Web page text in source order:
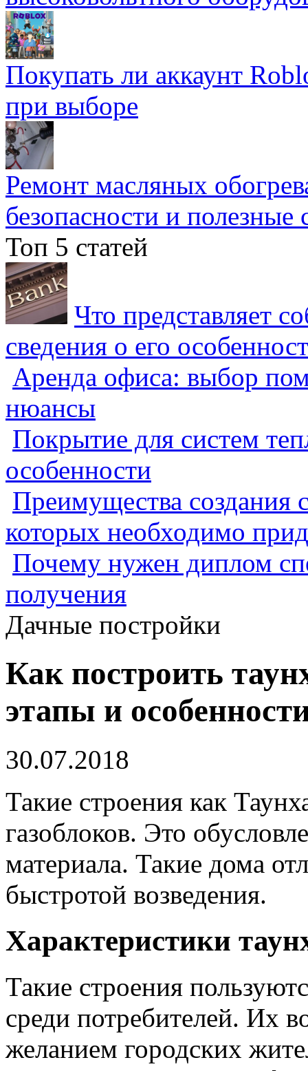
Покупать ли аккаунт
при выборе
Ремонт масляных
безопасности и полезные
Топ 5 статей
Что представляет
сведения о его
Аренда офиса: выбор
нюансы
Покрытие для систем
особенности
Преимущества создания
которых необходимо
Почему нужен диплом
получения
Дачные постройки
Как построить
этапы и
30.07.2018
Такие строения как
газоблоков. Это
материала. Такие дома
быстротой возведения.
Характеристики
Такие строения
среди потребителей. Их
желанием городских